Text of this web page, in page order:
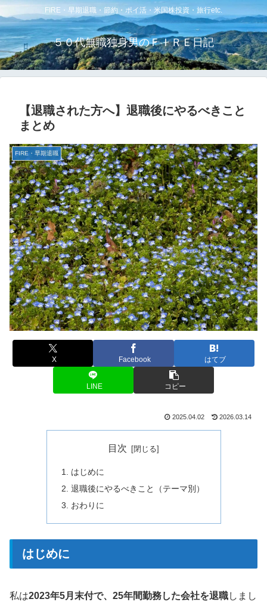
FIRE・早期退職・節約・ポイ活・米国株投資・旅行etc.
５０代無職独身男のＦＩＲＥ日記
【退職された方へ】退職後にやるべきこと
まとめ
FIRE・早期退職
X Facebook はてブ
LINE コピー
2025.04.02 2026.03.14
目次
はじめに
退職後にやるべきこと（テーマ別）
おわりに
はじめに
私は2023年5月末付で、25年間勤務した会社を退職しまし